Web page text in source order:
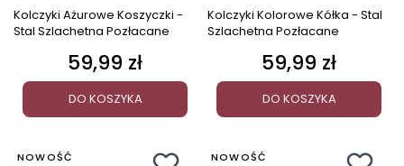
Kolczyki Ażurowe Koszyczki -
Stal Szlachetna Pozłacane
Cena
59,99 zł
DO KOSZYKA
Kolczyki Kolorowe Kółka - Stal
Szlachetna Pozłacane
Cena
59,99 zł
DO KOSZYKA
NOWOŚĆ
NOWOŚĆ